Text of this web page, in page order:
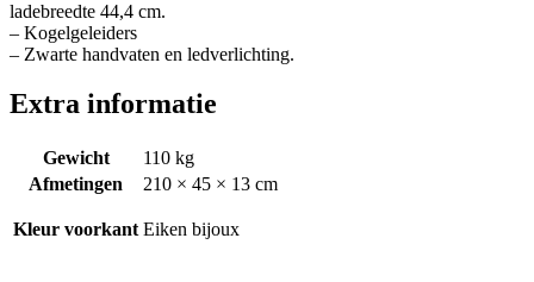
ladebreedte 44,4 cm.
– Kogelgeleiders
– Zwarte handvaten en ledverlichting.
Extra informatie
Gewicht
110 kg
Afmetingen
210 × 45 × 13 cm
Kleur voorkant Eiken bijoux